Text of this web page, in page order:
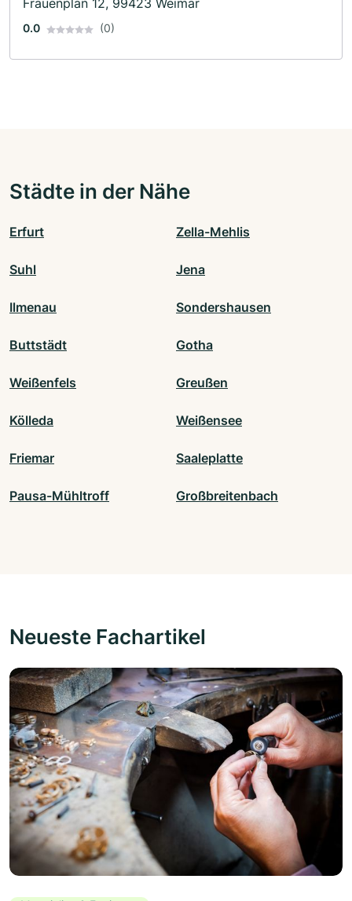
Frauenplan 12, 99423 Weimar
0.0 (0)
Städte in der Nähe
Erfurt Zella-Mehlis
Suhl Jena
Ilmenau Sondershausen
Buttstädt Gotha
Weißenfels Greußen
Kölleda Weißensee
Friemar Saaleplatte
Pausa-Mühltroff Großbreitenbach
Neueste Fachartikel